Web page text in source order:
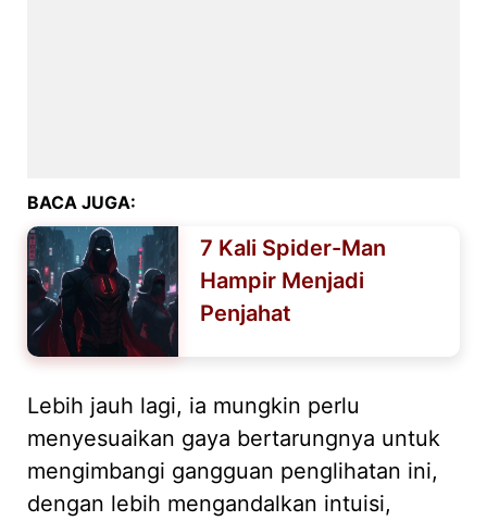
BACA JUGA:
7 Kali Spider-Man
Hampir Menjadi
Penjahat
Lebih jauh lagi, ia mungkin perlu
menyesuaikan gaya bertarungnya untuk
mengimbangi gangguan penglihatan ini,
dengan lebih mengandalkan intuisi,